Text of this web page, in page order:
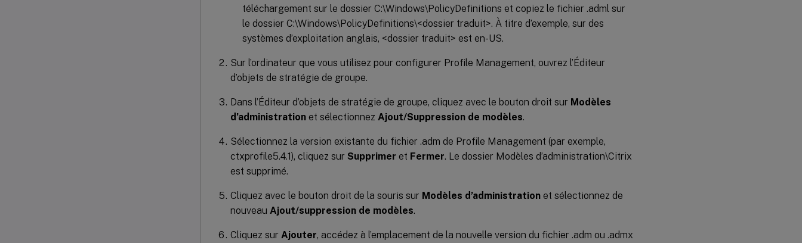
téléchargement sur le dossier C:\Windows\PolicyDefinitions et copiez le fichier .adml sur
le dossier C:\Windows\PolicyDefinitions\<dossier traduit>. À titre d’exemple, sur des
systèmes d’exploitation anglais, <dossier traduit> est en-US.
Sur l’ordinateur que vous utilisez pour configurer Profile Management, ouvrez l’Éditeur
d’objets de stratégie de groupe.
Dans l’Éditeur d’objets de stratégie de groupe, cliquez avec le bouton droit sur Modèles
d’administration et sélectionnez Ajout/Suppression de modèles.
Sélectionnez la version existante du fichier .adm de Profile Management (par exemple,
ctxprofile5.4.1), cliquez sur Supprimer et Fermer. Le dossier Modèles d’administration\Citrix
est supprimé.
Cliquez avec le bouton droit de la souris sur Modèles d’administration et sélectionnez de
nouveau Ajout/suppression de modèles.
Cliquez sur Ajouter, accédez à l’emplacement de la nouvelle version du fichier .adm ou .admx